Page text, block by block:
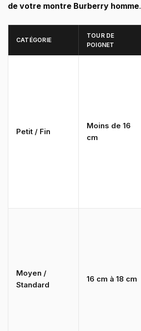
de votre montre Burberry homme.
CATÉGORIE
TOUR DE
POIGNET
Petit / Fin
Moins de 16
cm
Moyen /
Standard
16 cm à 18 cm